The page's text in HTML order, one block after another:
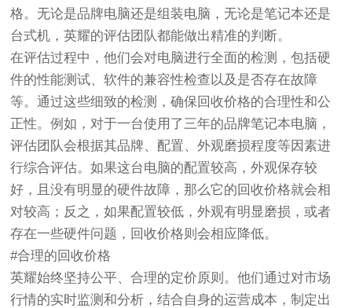
格。无论是品牌电脑还是组装电脑，无论是笔记本还是
台式机，英耀的评估团队都能做出精准的判断。
在评估过程中，他们会对电脑进行全面的检测，包括硬
件的性能测试、软件的兼容性检查以及是否存在故障
等。通过这些细致的检测，确保回收价格的合理性和公
正性。例如，对于一台使用了三年的品牌笔记本电脑，
评估团队会根据其品牌、配置、外观磨损程度等因素进
行综合评估。如果这台电脑的配置较高，外观保存较
好，且没有明显的硬件故障，那么它的回收价格就会相
对较高；反之，如果配置较低，外观有明显磨损，或者
存在一些硬件问题，回收价格则会相应降低。
#合理的回收价格
英耀始终坚持公平、合理的定价原则。他们通过对市场
行情的实时监测和分析，结合自身的运营成本，制定出